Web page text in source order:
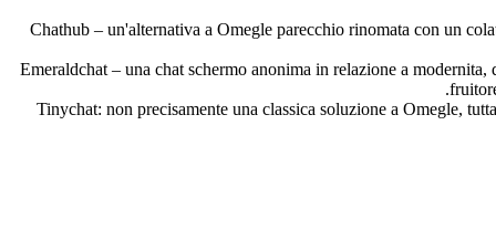
Chathub – un'alternativa a Omegle parecchio rinomata con un
Emeraldchat – una chat schermo anonima in relazione a
Tinychat: non precisamente una classica soluzione a Omegle,